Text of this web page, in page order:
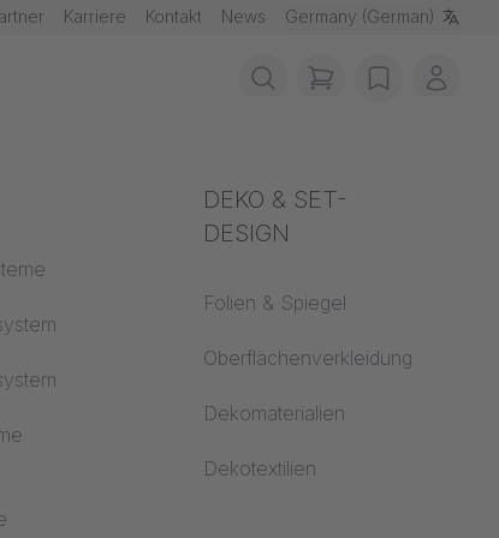
Karriere Kontakt News Germany (German)
Akustik
DEKO & SET-
DESIGN
Folien & Spiegel
Oberflächenverkleidung
Dekomaterialien
Dekotextilien
items in cart,
wishlistMein